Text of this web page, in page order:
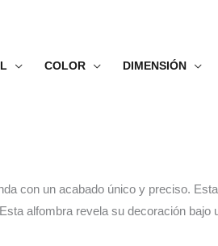
COLOR DIMENSIÓN
con un acabado único y preciso.
alfombra revela su decoración bajo